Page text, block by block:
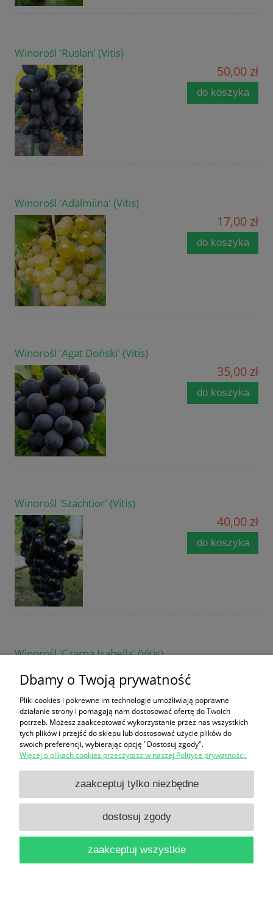
Winorośl 'Rusłan' (Vitis)
50,00 zł
do koszyka
Winorośl 'Adalmiina' (Vitis)
17,00 zł
do koszyka
Winorośl 'Agat Doński' (Vitis)
35,00 zł
do koszyka
Winorośl 'Szachtior' (Vitis)
40,00 zł
do koszyka
Winorośl 'Czarna Isabella' (Vitis)
Winorośl 'Różowy Timur' (Vitis)
Dbamy o Twoją prywatność
Pliki cookies i pokrewne im technologie umożliwiają poprawne
działanie strony i pomagają nam dostosować ofertę do Twoich
potrzeb. Możesz zaakceptować wykorzystanie przez nas wszystkich
tych plików i przejść do sklepu lub dostosować użycie plików do
swoich preferencji, wybierając opcję "Dostosuj zgody".
Więcej o plikach cookies przeczytasz w naszej Polityce prywatności.
zaakceptuj tylko niezbędne
dostosuj zgody
zaakceptuj wszystkie